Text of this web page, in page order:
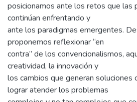
posicionamos ante los retos que las
continúan enfrentando y
ante los paradigmas emergentes.
proponemos reflexionar “en
contra” de los convencionalismos,
creatividad, la innovación y
los cambios que generan soluciones
lograr atender los problemas